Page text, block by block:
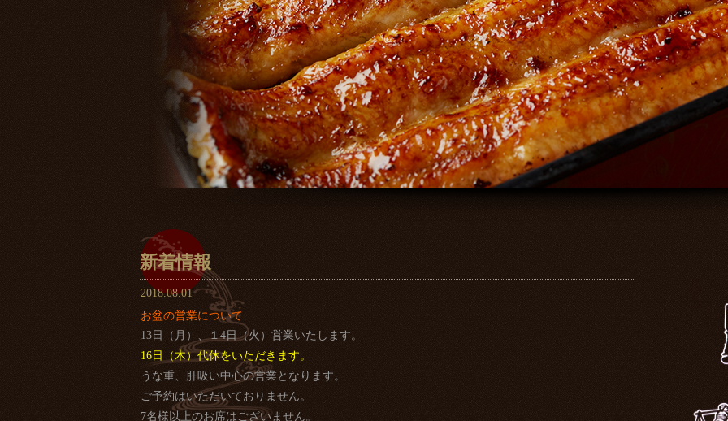
新着情報
2018.08.01
お盆の営業について
13日（月）、１4日（火）営業いたします。
16日（木）代休をいただきます。
うな重、肝吸い中心の営業となります。
ご予約はいただいておりません。
7名様以上のお席はございません。